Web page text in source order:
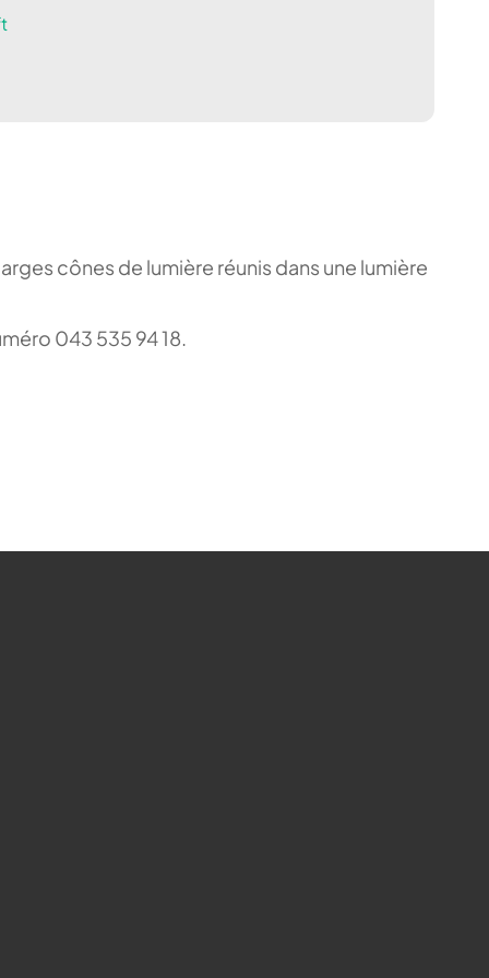
cônes de lumière réunis dans une lumière
043 535 94 18.